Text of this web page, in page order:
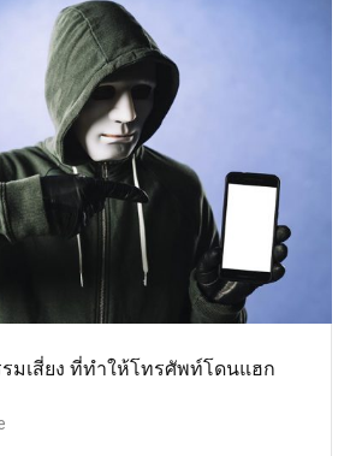
มเสี่ยง ที่ทำให้โทรศัพท์โดนแฮก